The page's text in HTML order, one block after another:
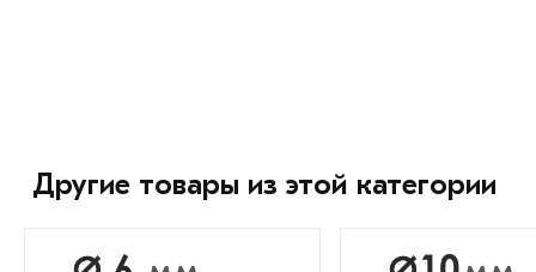
Другие товары из этой категории